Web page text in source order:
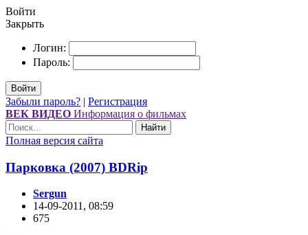
Войти
Закрыть
Логин:
Пароль:
Войти
Забыли пароль? | Регистрация
ВЕК ВИДЕО Информация о фильмах
Найти
Полная версия сайта
Парковка (2007) ВDRір
Sergun
14-09-2011, 08:59
675